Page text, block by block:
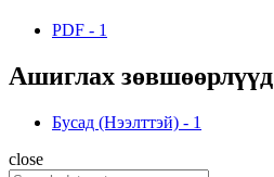
PDF - 1
Ашиглах зөвшөөрлүүд
Бусад (Нээлттэй) - 1
close